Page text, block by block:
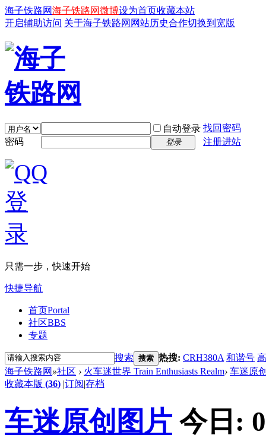
海子铁路网海子铁路网微博设为首页收藏本站
开启辅助访问 关于海子铁路网 网站历史合作切换到宽版
自动登录 找回密码
密码
登录 注册进站
只需一步，快速开始
快捷导航
首页Portal
社区BBS
专题
搜索 搜索 热搜: CRH380A 和谐号
海子铁路网 »社区 › 火车迷世界 Train Enthusiasts Realm› 车迷原
收藏本版 (36) |订阅|存档
车迷原创图片 今日: 0